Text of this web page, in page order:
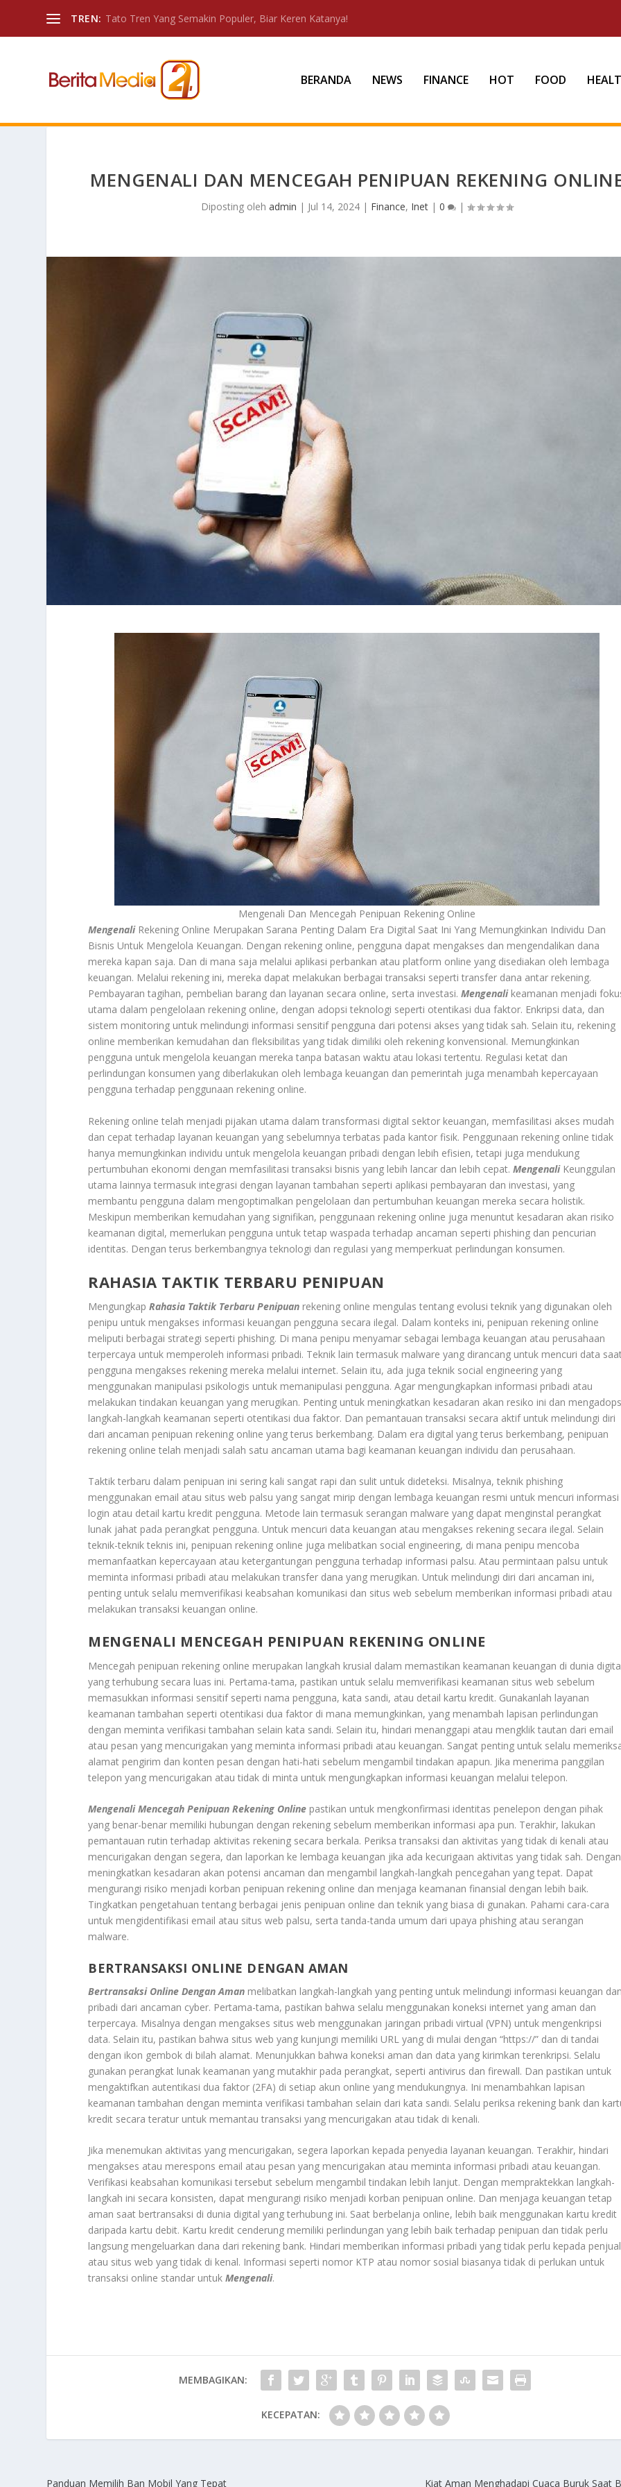
TREN: Tato Tren Yang Semakin Populer, Biar Keren Katanya!
BERANDA NEWS FINANCE HOT FOOD
MENGENALI DAN MENCEGAH PENIPUAN REKENING
Diposting oleh admin | Jul 14, 2024| Finance, Inet| 0 |
Mengenali Dan Mencegah Penipuan Rekening Online
Mengenali Rekening Online Merupakan Sarana Penting Dalam Era Digital Saat Ini Yang Memungkinkan Individu Dan
Bisnis Untuk Mengelola Keuangan. Dengan rekening online, pengguna dapat mengakses dan mengendalikan dana
mereka kapan saja. Dan di mana saja melalui aplikasi perbankan atau platform online yang disediakan oleh lembaga
keuangan. Melalui rekening ini, mereka dapat melakukan berbagai transaksi seperti transfer dana antar rekening.
Pembayaran tagihan, pembelian barang dan layanan secara online, serta investasi.Mengenali keamanan menjadi
utama dalam pengelolaan rekening online, dengan adopsi teknologi seperti otentikasi dua faktor. Enkripsi data, dan
sistem monitoring untuk melindungi informasi sensitif pengguna dari potensi akses yang tidak sah. Selain itu, rekening
online memberikan kemudahan dan fleksibilitas yang tidak dimiliki oleh rekening konvensional. Memungkinkan
pengguna untuk mengelola keuangan mereka tanpa batasan waktu atau lokasi tertentu. Regulasi ketat dan
perlindungan konsumen yang diberlakukan oleh lembaga keuangan dan pemerintah juga menambah kepercayaan
pengguna terhadap penggunaan rekening online.
Rekening online telah menjadi pijakan utama dalam transformasi digital sektor keuangan, memfasilitasi akses mudah
dan cepat terhadap layanan keuangan yang sebelumnya terbatas pada kantor fisik. Penggunaan rekening online tidak
hanya memungkinkan individu untuk mengelola keuangan pribadi dengan lebih efisien, tetapi juga mendukung
pertumbuhan ekonomi dengan memfasilitasi transaksi bisnis yang lebih lancar dan lebih cepat.Mengenali Keunggulan
utama lainnya termasuk integrasi dengan layanan tambahan seperti aplikasi pembayaran dan investasi, yang
membantu pengguna dalam mengoptimalkan pengelolaan dan pertumbuhan keuangan mereka secara holistik.
Meskipun memberikan kemudahan yang signifikan, penggunaan rekening online juga menuntut kesadaran akan risiko
keamanan digital, memerlukan pengguna untuk tetap waspada terhadap ancaman seperti phishing dan pencurian
identitas. Dengan terus berkembangnya teknologi dan regulasi yang memperkuat perlindungan konsumen.
RAHASIA TAKTIK TERBARU PENIPUAN
MengungkapRahasia Taktik Terbaru Penipuan rekening online mengulas tentang evolusi teknik yang digunakan oleh
penipu untuk mengakses informasi keuangan pengguna secara ilegal. Dalam konteks ini, penipuan rekening online
meliputi berbagai strategi seperti phishing. Di mana penipu menyamar sebagai lembaga keuangan atau perusahaan
terpercaya untuk memperoleh informasi pribadi. Teknik lain termasuk malware yang dirancang untuk mencuri data
pengguna mengakses rekening mereka melalui internet. Selain itu, ada juga teknik social engineering yang
menggunakan manipulasi psikologis untuk memanipulasi pengguna. Agar mengungkapkan informasi pribadi atau
melakukan tindakan keuangan yang merugikan. Penting untuk meningkatkan kesadaran akan resiko ini dan
langkah-langkah keamanan seperti otentikasi dua faktor. Dan pemantauan transaksi secara aktif untuk melindungi diri
dari ancaman penipuan rekening online yang terus berkembang. Dalam era digital yang terus berkembang, penipuan
rekening online telah menjadi salah satu ancaman utama bagi keamanan keuangan individu dan perusahaan.
Taktik terbaru dalam penipuan ini sering kali sangat rapi dan sulit untuk dideteksi. Misalnya, teknik phishing
menggunakan email atau situs web palsu yang sangat mirip dengan lembaga keuangan resmi untuk mencuri informasi
login atau detail kartu kredit pengguna. Metode lain termasuk serangan malware yang dapat menginstal perangkat
lunak jahat pada perangkat pengguna. Untuk mencuri data keuangan atau mengakses rekening secara ilegal. Selain
teknik-teknik teknis ini, penipuan rekening online juga melibatkan social engineering, di mana penipu mencoba
memanfaatkan kepercayaan atau ketergantungan pengguna terhadap informasi palsu. Atau permintaan palsu untuk
meminta informasi pribadi atau melakukan transfer dana yang merugikan. Untuk melindungi diri dari ancaman ini,
penting untuk selalu memverifikasi keabsahan komunikasi dan situs web sebelum memberikan informasi pribadi atau
melakukan transaksi keuangan online.
MENGENALI MENCEGAH PENIPUAN REKENING ONLINE
Mencegah penipuan rekening online merupakan langkah krusial dalam memastikan keamanan keuangan di dunia
yang terhubung secara luas ini. Pertama-tama, pastikan untuk selalu memverifikasi keamanan situs web sebelum
memasukkan informasi sensitif seperti nama pengguna, kata sandi, atau detail kartu kredit. Gunakanlah layanan
keamanan tambahan seperti otentikasi dua faktor di mana memungkinkan, yang menambah lapisan perlindungan
dengan meminta verifikasi tambahan selain kata sandi. Selain itu, hindari menanggapi atau mengklik tautan dari email
atau pesan yang mencurigakan yang meminta informasi pribadi atau keuangan. Sangat penting untuk selalu
alamat pengirim dan konten pesan dengan hati-hati sebelum mengambil tindakan apapun. Jika menerima panggilan
telepon yang mencurigakan atau tidak di minta untuk mengungkapkan informasi keuangan melalui telepon.
Mengenali Mencegah Penipuan Rekening Online pastikan untuk mengkonfirmasi identitas penelepon dengan pihak
yang benar-benar memiliki hubungan dengan rekening sebelum memberikan informasi apa pun. Terakhir, lakukan
pemantauan rutin terhadap aktivitas rekening secara berkala. Periksa transaksi dan aktivitas yang tidak di kenali atau
mencurigakan dengan segera, dan laporkan ke lembaga keuangan jika ada kecurigaan aktivitas yang tidak sah. Dengan
meningkatkan kesadaran akan potensi ancaman dan mengambil langkah-langkah pencegahan yang tepat. Dapat
mengurangi risiko menjadi korban penipuan rekening online dan menjaga keamanan finansial dengan lebih baik.
Tingkatkan pengetahuan tentang berbagai jenis penipuan online dan teknik yang biasa di gunakan. Pahami cara-cara
untuk mengidentifikasi email atau situs web palsu, serta tanda-tanda umum dari upaya phishing atau serangan
malware.
BERTRANSAKSI ONLINE DENGAN AMAN
Bertransaksi Online Dengan Aman melibatkan langkah-langkah yang penting untuk melindungi informasi keuangan
pribadi dari ancaman cyber. Pertama-tama, pastikan bahwa selalu menggunakan koneksi internet yang aman dan
terpercaya. Misalnya dengan mengakses situs web menggunakan jaringan pribadi virtual (VPN) untuk mengenkripsi
data. Selain itu, pastikan bahwa situs web yang kunjungi memiliki URL yang di mulai dengan “https://” dan di tandai
dengan ikon gembok di bilah alamat. Menunjukkan bahwa koneksi aman dan data yang kirimkan terenkripsi. Selalu
gunakan perangkat lunak keamanan yang mutakhir pada perangkat, seperti antivirus dan firewall. Dan pastikan untuk
mengaktifkan autentikasi dua faktor (2FA) di setiap akun online yang mendukungnya. Ini menambahkan lapisan
keamanan tambahan dengan meminta verifikasi tambahan selain dari kata sandi. Selalu periksa rekening bank dan
kredit secara teratur untuk memantau transaksi yang mencurigakan atau tidak di kenali.
Jika menemukan aktivitas yang mencurigakan, segera laporkan kepada penyedia layanan keuangan. Terakhir, hindari
mengakses atau merespons email atau pesan yang mencurigakan atau meminta informasi pribadi atau keuangan.
Verifikasi keabsahan komunikasi tersebut sebelum mengambil tindakan lebih lanjut. Dengan mempraktekkan langkah-
langkah ini secara konsisten, dapat mengurangi risiko menjadi korban penipuan online. Dan menjaga keuangan tetap
aman saat bertransaksi di dunia digital yang terhubung ini. Saat berbelanja online, lebih baik menggunakan kartu kredit
daripada kartu debit. Kartu kredit cenderung memiliki perlindungan yang lebih baik terhadap penipuan dan tidak perlu
langsung mengeluarkan dana dari rekening bank. Hindari memberikan informasi pribadi yang tidak perlu kepada penjual
atau situs web yang tidak di kenal. Informasi seperti nomor KTP atau nomor sosial biasanya tidak di perlukan untuk
transaksi online standar untukMengenali.
MEMBAGIKAN:
KECEPATAN:
Panduan Memilih Ban Mobil Yang Tepat Kiat Aman Menghadapi Cuaca Buruk Saat